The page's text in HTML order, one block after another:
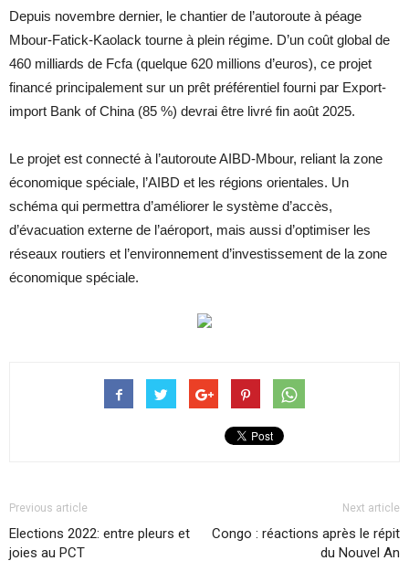
Depuis novembre dernier, le chantier de l’autoroute à péage
Mbour-Fatick-Kaolack tourne à plein régime. D’un coût global de
460 milliards de Fcfa (quelque 620 millions d’euros), ce projet
financé principalement sur un prêt préférentiel fourni par Export-
import Bank of China (85 %) devrai être livré fin août 2025.
Le projet est connecté à l’autoroute AIBD-Mbour, reliant la zone
économique spéciale, l’AIBD et les régions orientales. Un
schéma qui permettra d’améliorer le système d’accès,
d’évacuation externe de l’aéroport, mais aussi d’optimiser les
réseaux routiers et l’environnement d’investissement de la zone
économique spéciale.
Previous article
Elections 2022: entre pleurs et
joies au PCT
Next article
Congo : réactions après le répit
du Nouvel An